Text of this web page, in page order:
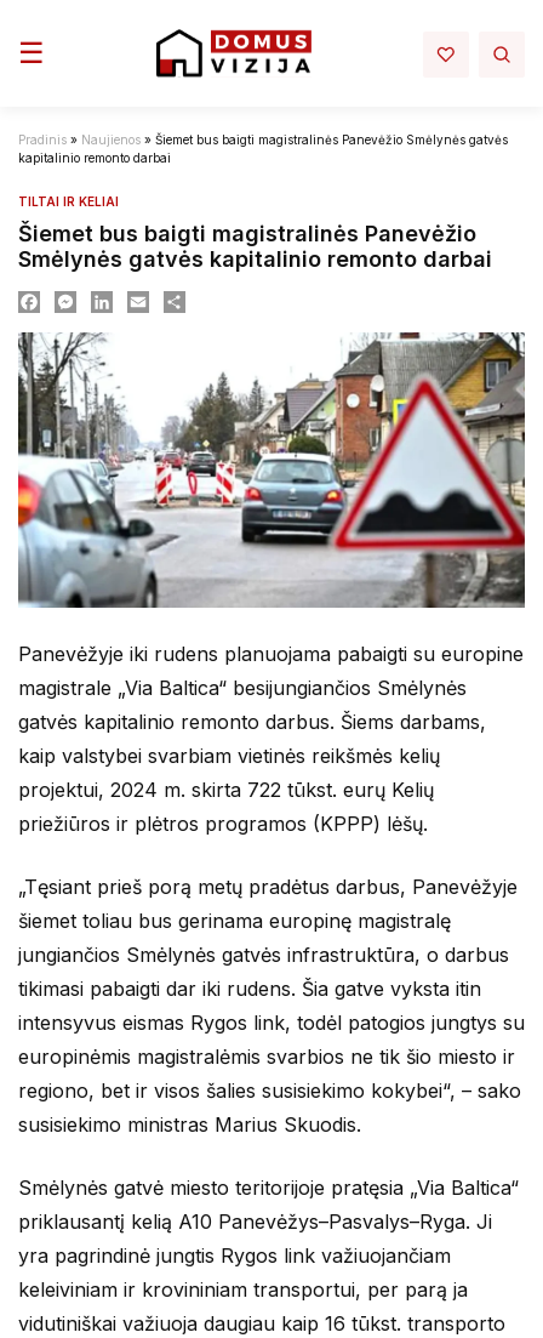
Toggle navigation
☰
Pradinis » Naujienos » Šiemet bus baigti magistralinės Panevėžio Smėlynės gatvės
kapitalinio remonto darbai
TILTAI IR KELIAI
Šiemet bus baigti magistralinės Panevėžio
Smėlynės gatvės kapitalinio remonto darbai
FacebookMessenger
LinkedIn
Email
Panevėžyje iki rudens planuojama pabaigti su europine
magistrale „Via Baltica“ besijungiančios Smėlynės
gatvės kapitalinio remonto darbus. Šiems darbams,
kaip valstybei svarbiam vietinės reikšmės kelių
projektui, 2024 m. skirta 722 tūkst. eurų Kelių
priežiūros ir plėtros programos (KPPP) lėšų.
„Tęsiant prieš porą metų pradėtus darbus, Panevėžyje
šiemet toliau bus gerinama europinę magistralę
jungiančios Smėlynės gatvės infrastruktūra, o darbus
tikimasi pabaigti dar iki rudens. Šia gatve vyksta itin
intensyvus eismas Rygos link, todėl patogios jungtys su
europinėmis magistralėmis svarbios ne tik šio miesto ir
regiono, bet ir visos šalies susisiekimo kokybei“, – sako
susisiekimo ministras Marius Skuodis.
Smėlynės gatvė miesto teritorijoje pratęsia „Via Baltica“
priklausantį kelią A10 Panevėžys–Pasvalys–Ryga. Ji
yra pagrindinė jungtis Rygos link važiuojančiam
keleiviniam ir krovininiam transportui, per parą ja
vidutiniškai važiuoja daugiau kaip 16 tūkst. transporto